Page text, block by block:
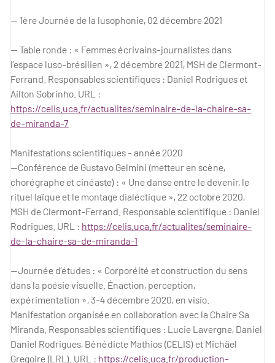
— 1ère Journée de la lusophonie, 02 décembre 2021
— Table ronde : « Femmes écrivains-journalistes dans
l’espace luso-brésilien », 2 décembre 2021, MSH de Clermont-
Ferrand. Responsables scientifiques : Daniel Rodrigues et
Ailton Sobrinho. URL :
https://celis.uca.fr/actualites/seminaire-de-la-chaire-sa-
de-miranda-7
Manifestations scientifiques - année 2020
—Conférence de Gustavo Gelmini (metteur en scène,
chorégraphe et cinéaste) : « Une danse entre le devenir, le
rituel laïque et le montage dialéctique », 22 octobre 2020,
MSH de Clermont-Ferrand. Responsable scientifique : Daniel
Rodrigues. URL : https://celis.uca.fr/actualites/seminaire-
de-la-chaire-sa-de-miranda-1
—Journée d’études : « Corporéité et construction du sens
dans la poésie visuelle. Énaction, perception,
expérimentation », 3-4 décembre 2020, en visio.
Manifestation organisée en collaboration avec la Chaire Sa
Miranda. Responsables scientifiques : Lucie Lavergne, Daniel
Daniel Rodrigues, Bénédicte Mathios (CELIS) et Michäel
Gregoire (LRL). URL : https://celis.uca.fr/production-